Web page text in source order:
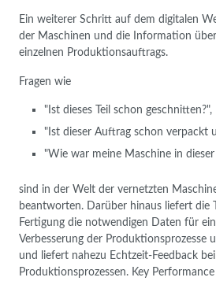
Ein weiterer Schritt auf dem digitalen
der Maschinen und die Information
einzelnen Produktionsauftrags.
Fragen wie
"Ist dieses Teil schon geschnitten?",
"Ist dieser Auftrag schon verpackt
"Wie war meine Maschine in
sind in der Welt der vernetzten
beantworten. Darüber hinaus liefert die
Fertigung die notwendigen Daten für
Verbesserung der Produktionsprozesse
und liefert nahezu Echtzeit-Feedback
Produktionsprozessen. Key